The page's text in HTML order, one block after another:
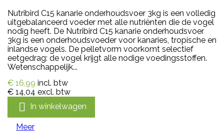
Nutribird C15 kanarie onderhoudsvoer 3kg is een volledig
uitgebalanceerd voeder met alle nutriënten die de vogel
nodig heeft. De Nutribird C15 kanarie onderhoudsvoer
3kg is een onderhoudsvoeder voor kanaries, tropische en
inlandse vogels. De pelletvorm voorkomt selectief
eetgedrag: de vogel krijgt alle nodige voedingsstoffen.
Wetenschappelijk...
€ 16,99 incl. btw
€ 14,04 excl. btw
 In winkelwagen
Meer